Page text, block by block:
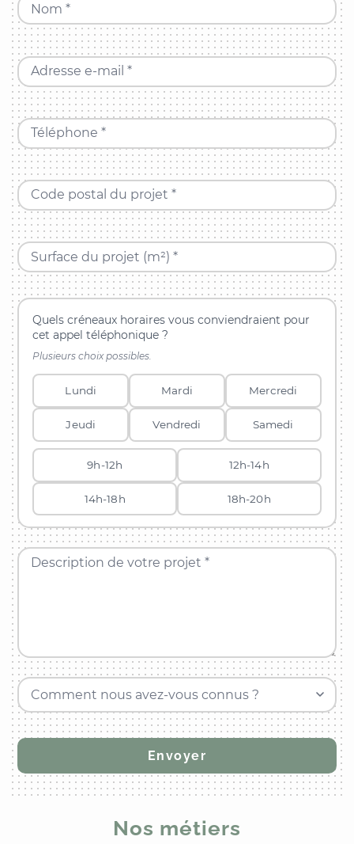
Nom *
Adresse e-mail *
Téléphone *
Code postal du projet *
Surface du projet (m²) *
Quels créneaux horaires vous conviendraient pour
cet appel téléphonique ?
Plusieurs choix possibles.
Lundi Mardi Mercredi
Jeudi Vendredi Samedi
9h-12h 12h-14h
14h-18h 18h-20h
Description de votre projet *
Comment nous avez-vous connus ?
Nos métiers